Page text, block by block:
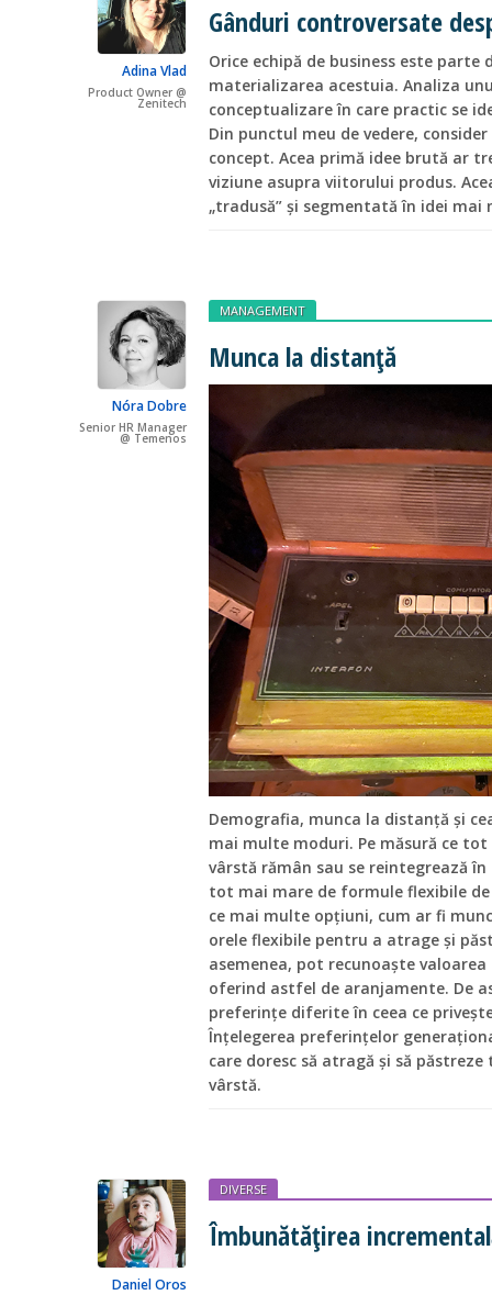
Adina Vlad
Product Owner @
Zenitech
Gânduri controversate
Orice echipă de business este parte
materializarea acestuia. Analiza
conceptualizare în care practic se
Din punctul meu de vedere,
concept. Acea primă idee brută ar
viziune asupra viitorului produs.
„tradusă” și segmentată în idei mai
Nóra Dobre
Senior HR Manager
@ Temenos
MANAGEMENT
Munca la distanță
Demografia, munca la distanță și
mai multe moduri. Pe măsură ce
vârstă rămân sau se reintegrează
tot mai mare de formule flexibile
ce mai multe opțiuni, cum ar fi
orele flexibile pentru a atrage și
asemenea, pot recunoaște
oferind astfel de aranjamente. De
preferințe diferite în ceea ce
Înțelegerea preferințelor
care doresc să atragă și să
vârstă.
Daniel Oros
DIVERSE
Îmbunătățirea